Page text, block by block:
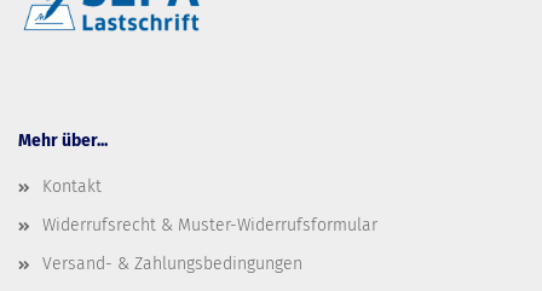
Mehr über...
Kontakt
Widerrufsrecht & Muster-Widerrufsformular
Versand- & Zahlungsbedingungen